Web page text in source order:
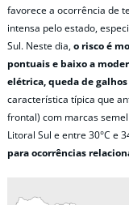
favorece a ocorrência de
intensa pelo estado,
Sul. Neste dia,o risco é
pontuais e baixo a
elétrica, queda de
característica típica que
frontal) com marcas
Litoral Sul e entre 30°C e
para ocorrências